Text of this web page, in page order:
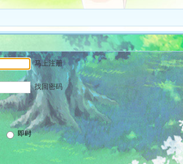
马上注册
找回密码
即时